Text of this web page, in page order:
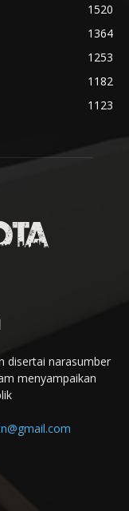
1520
1364
1253
1182
1123
disertai narasumber
menyampaikan